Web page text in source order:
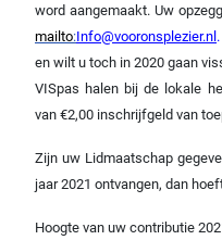
word aangemaakt. Uw
mailto:Info@vooronsplezier.nl .
en wilt u toch in 2020 gaan
VISpas halen bij de lokale
van €2,00 inschrijfgeld van
Zijn uw Lidmaatschap
jaar 2021 ontvangen, dan
Hoogte van uw contributie